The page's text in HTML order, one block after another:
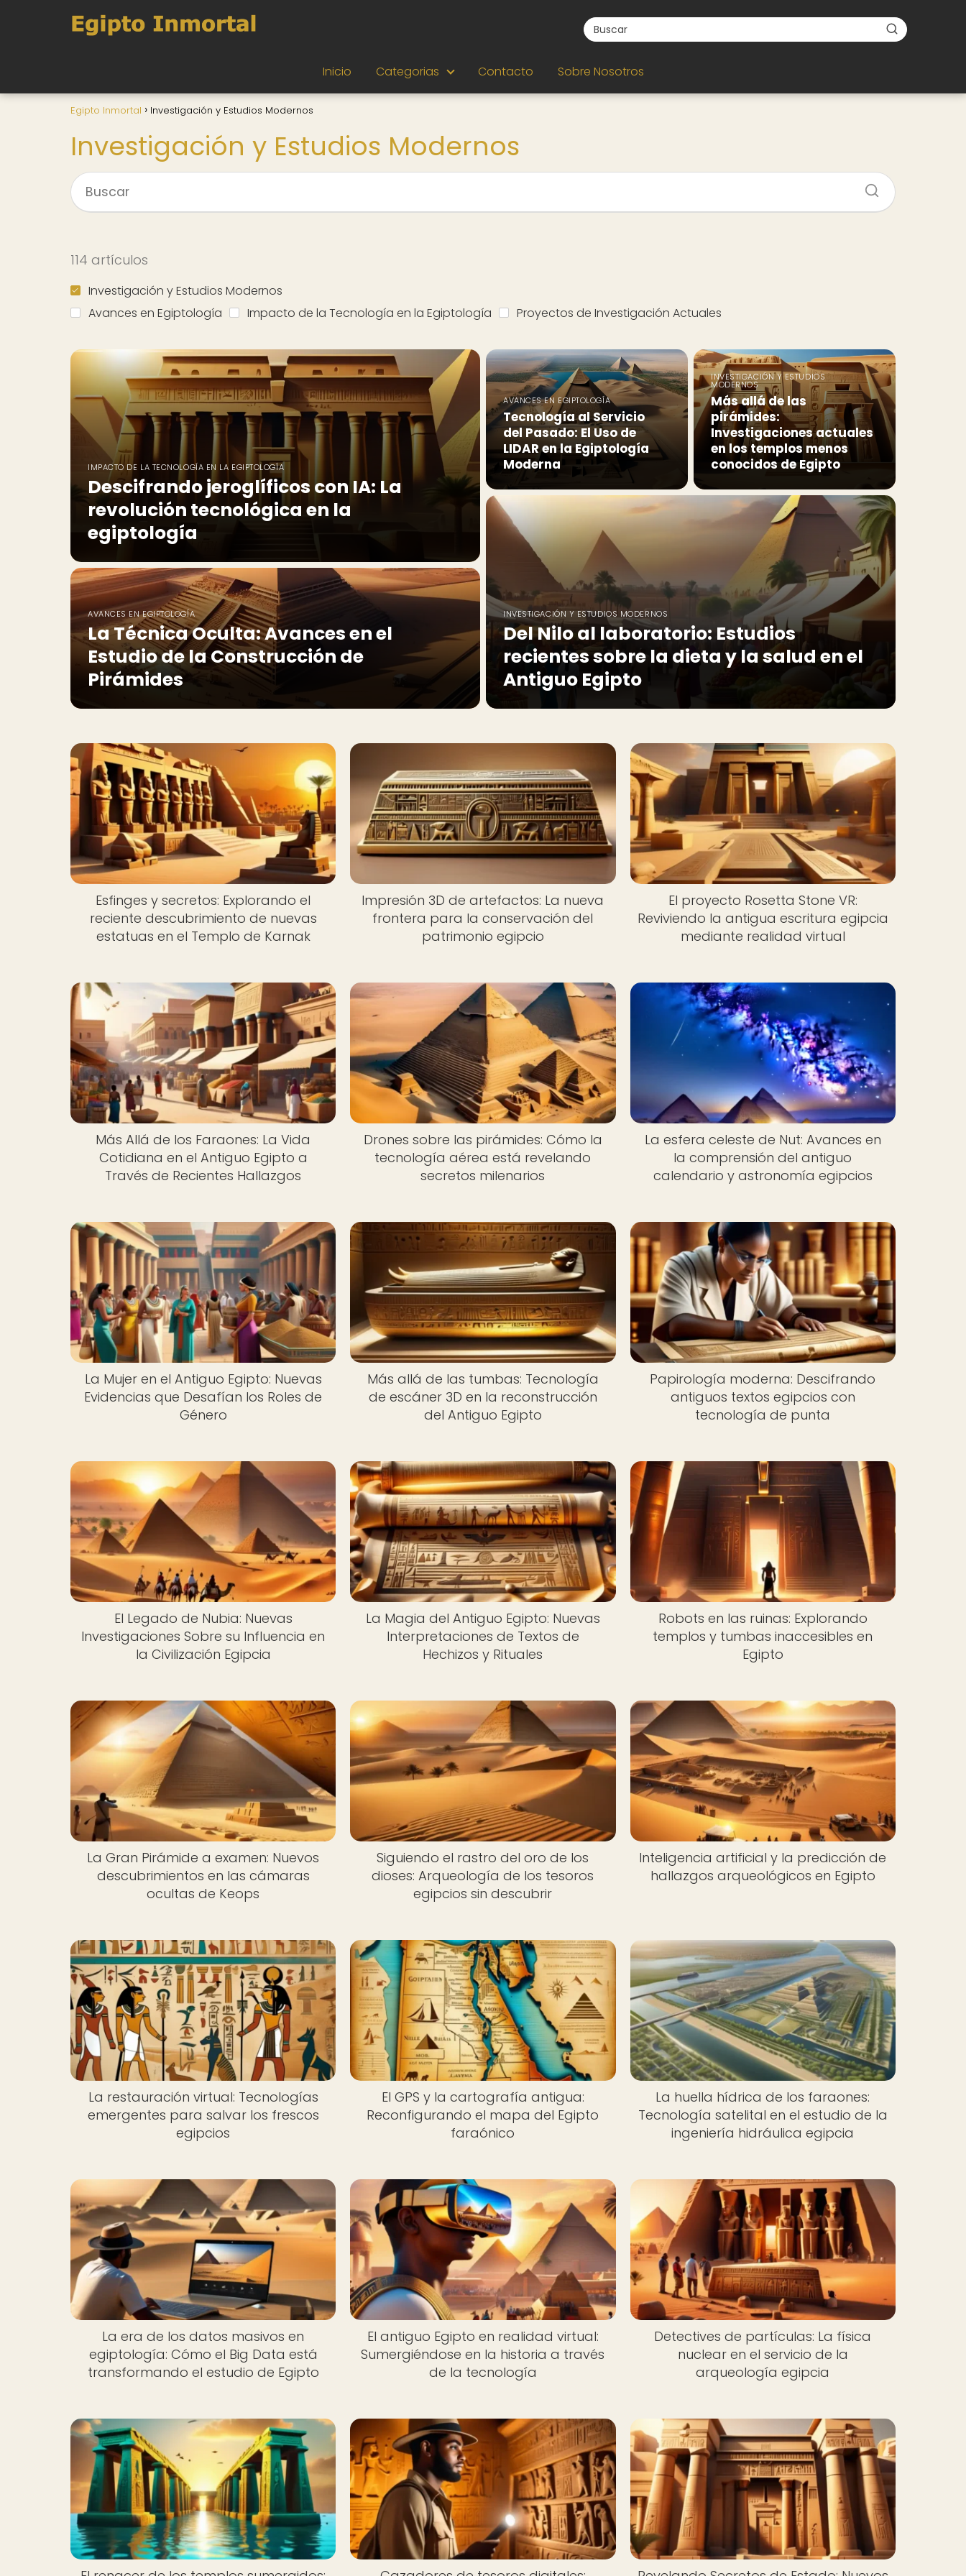
Inicio Categorias Contacto Sobre Nosotros
Egipto Inmortal Investigación y Estudios Modernos
Investigación y Estudios Modernos
114 artículos
Investigación y Estudios Modernos
Avances en Egiptología
Impacto de la Tecnología en la Egiptología Proyectos de Investigación Actuales
IMPACTO DE LA TECNOLOGÍA EN LA EGIPTOLOGÍA
Descifrando jeroglíficos con IA: La
revolución tecnológica en la
egiptología
AVANCES EN EGIPTOLOGÍA
Tecnología al Servicio
del Pasado: El Uso de
LIDAR en la Egiptología
Moderna
AVANCES EN EGIPTOLOGÍA
La Técnica Oculta: Avances en el
Estudio de la Construcción de
Pirámides
INVESTIGACIÓN Y ESTUDIOS
MODERNOS
Más allá de las
pirámides:
Investigaciones actuales
en los templos menos
conocidos de Egipto
INVESTIGACIÓN Y ESTUDIOS MODERNOS
Del Nilo al laboratorio: Estudios
recientes sobre la dieta y la salud en el
Antiguo Egipto
Esfinges y secretos: Explorando el
reciente descubrimiento de nuevas
estatuas en el Templo de Karnak
Impresión 3D de artefactos: La nueva
frontera para la conservación del
patrimonio egipcio
El proyecto Rosetta Stone VR:
Reviviendo la antigua escritura egipcia
mediante realidad virtual
Más Allá de los Faraones: La Vida
Cotidiana en el Antiguo Egipto a
Través de Recientes Hallazgos
Drones sobre las pirámides: Cómo la
tecnología aérea está revelando
secretos milenarios
La esfera celeste de Nut: Avances en
la comprensión del antiguo
calendario y astronomía egipcios
La Mujer en el Antiguo Egipto: Nuevas
Evidencias que Desafían los Roles de
Género
Más allá de las tumbas: Tecnología
de escáner 3D en la reconstrucción
del Antiguo Egipto
Papirología moderna: Descifrando
antiguos textos egipcios con
tecnología de punta
El Legado de Nubia: Nuevas
Investigaciones Sobre su Influencia en
la Civilización Egipcia
La Magia del Antiguo Egipto: Nuevas
Interpretaciones de Textos de
Hechizos y Rituales
Robots en las ruinas: Explorando
templos y tumbas inaccesibles en
Egipto
La Gran Pirámide a examen: Nuevos
descubrimientos en las cámaras
ocultas de Keops
Siguiendo el rastro del oro de los
dioses: Arqueología de los tesoros
egipcios sin descubrir
Inteligencia artificial y la predicción de
hallazgos arqueológicos en Egipto
La restauración virtual: Tecnologías
emergentes para salvar los frescos
egipcios
El GPS y la cartografía antigua:
Reconfigurando el mapa del Egipto
faraónico
La huella hídrica de los faraones:
Tecnología satelital en el estudio de la
ingeniería hidráulica egipcia
La era de los datos masivos en
egiptología: Cómo el Big Data está
transformando el estudio de Egipto
El antiguo Egipto en realidad virtual:
Sumergiéndose en la historia a través
de la tecnología
Detectives de partículas: La física
nuclear en el servicio de la
arqueología egipcia